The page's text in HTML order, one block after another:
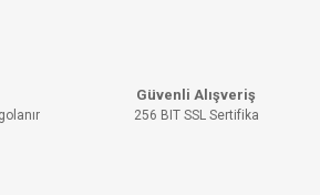
sitelerden daha pahalı.Güvenli Alışveriş
256 BIT SSL Sertifika